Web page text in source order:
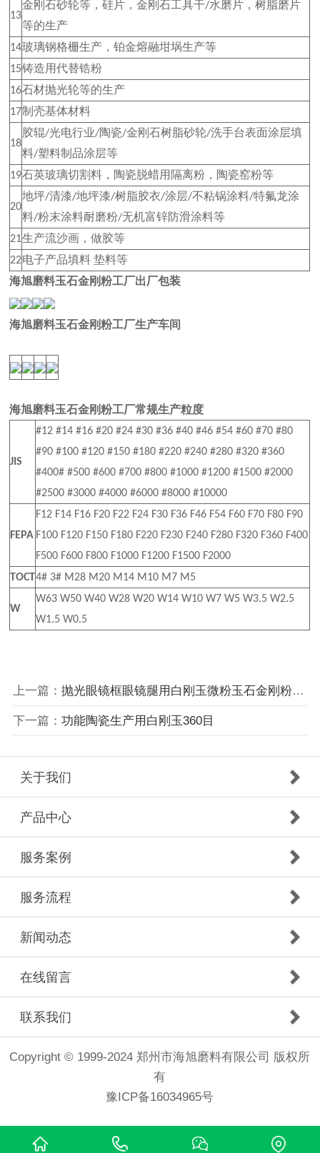
13
金刚石砂轮等，硅片，金刚石工具干/水磨片，树脂磨片
等的生产
14玻璃钢格栅生产，铂金熔融坩埚生产等
15铸造用代替锆粉
16石材抛光轮等的生产
17制壳基体材料
18
胶辊/光电行业/陶瓷/金刚石树脂砂轮/洗手台表面涂层填
料/塑料制品涂层等
19石英玻璃切割料，陶瓷脱蜡用隔离粉，陶瓷窑粉等
20
地坪/清漆/地坪漆/树脂胶衣/涂层/不粘锅涂料/特氟龙涂
料/粉末涂料耐磨粉/无机富锌防滑涂料等
21生产流沙画，做胶等
22电子产品填料 垫料等
海旭磨料玉石金刚粉工厂出厂包装
海旭磨料玉石金刚粉工厂生产车间
海旭磨料玉石金刚粉工厂常规生产粒度
JIS
#12 #14 #16 #20 #24 #30 #36 #40 #46 #54 #60 #70 #80
#90 #100 #120 #150 #180 #220 #240 #280 #320 #360
#400# #500 #600 #700 #800 #1000 #1200 #1500 #2000
#2500 #3000 #4000 #6000 #8000 #10000
FEPA
F12 F14 F16 F20 F22 F24 F30 F36 F46 F54 F60 F70 F80 F90
F100 F120 F150 F180 F220 F230 F240 F280 F320 F360 F400
F500 F600 F800 F1000 F1200 F1500 F2000
TOCT4# 3# M28 M20 M14 M10 M7 M5
W
W63 W50 W40 W28 W20 W14 W10 W7 W5 W3.5 W2.5
W1.5 W0.5
上一篇： 抛光眼镜框眼镜腿用白刚玉微粉玉石金刚粉240目-10000目
下一篇： 功能陶瓷生产用白刚玉360目
关于我们
产品中心
服务案例
服务流程
新闻动态
在线留言
联系我们
Copyright © 1999-2024 郑州市海旭磨料有限公司 版权所
有
豫ICP备16034965号